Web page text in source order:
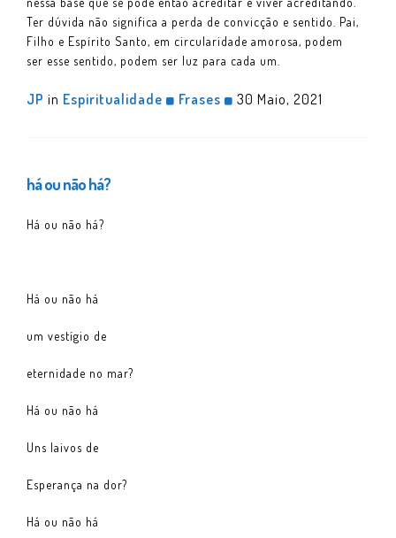
Ter dúvida não significa a perda de convicção e sentido. Pai,
Filho e Espírito Santo, em circularidade amorosa, podem
ser esse sentido, podem ser luz para cada um.
JP in Espiritualidade Frases 30 Maio, 2021
há ou não há?
Há ou não há?
Há ou não há
um vestígio de
eternidade no mar?
Há ou não há
Uns laivos de
Esperança na dor?
Há ou não há